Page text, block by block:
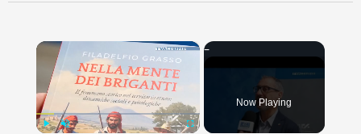
×
Now Playing